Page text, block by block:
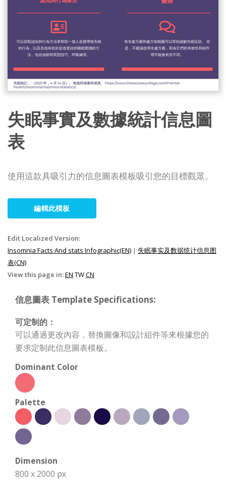
失眠事實及數據統計信息圖
表
使用這款具吸引力的信息圖表模板吸引您的目標觀眾。
編輯此模板
Edit Localized Version:
Insomnia Facts And stats Infographic(EN) | 失眠事实及数据统计信息图
表(CN)
View this page in:EN TWCN
信息圖表 Template Specifications:
可定制的：
可以通過更改內容，替換圖像和設計組件等來根據您的
要求定制此信息圖表模板。
Dominant Color
Palette
Dimension
800 x 2000 px